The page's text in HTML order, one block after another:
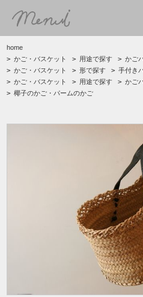
home
> かご・バスケット > 用途で探す > かご
> かご・バスケット > 形で探す > 手付き
> かご・バスケット > 用途で探す > かご
> 椰子のかご・パームのかご